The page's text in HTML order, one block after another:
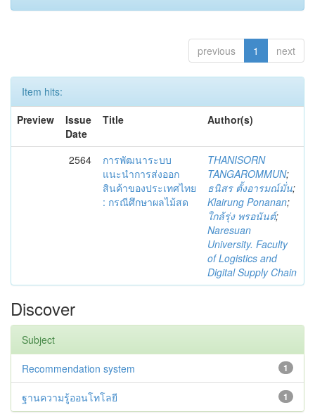
previous 1 next
Item hits:
Preview
Issue
Date
Title Author(s)
2564
การพัฒนาระบบ
แนะนำการส่งออก
สินค้าของประเทศไทย
: กรณีศึกษาผลไม้สด
THANISORN
TANGAROMMUN;
ธนิสร ตั้งอารมณ์มั่น;
Klairung Ponanan;
ใกล้รุ่ง พรอนันต์;
Naresuan
University. Faculty
of Logistics and
Digital Supply Chain
Discover
Subject
1
Recommendation system
1
ฐานความรู้ออนโทโลยี